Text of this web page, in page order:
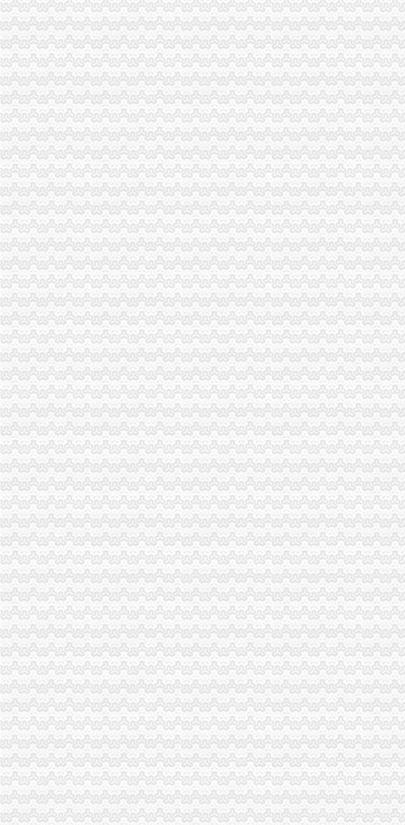
渝中区办执照
咨询渝中大渡口江北好光解油烟净化器厂家告别油烟滚滚优惠价格
长安路工程勘察招标公告
渝中区代办工商执照
武清区工商注册_武清区代理工商注册_武清区代办营业执照
石家庄代办营业执照,石家庄代办执照,石家庄工商注册,石家庄公司
渝中区代办执照
渝中区市政消火栓水监测系统建设项目招标公告_工程招标_文章_重
大坪财务/审计/统计招聘网_重庆市渝中区财务/审计/统计人才网_大坪找
渝中区代办营业执照
代理工商注册登记_代办分公司_个体户_进出口权申请_营业执照办理
页_重庆安捷国际运输代理有限公司
渝中区工商登记
无标题
成都市工程建设领域项目信息和信用信息公开共享专栏
渝中区工商代办
工商代办__重庆亿源财税咨询有限公司-必途企业库
重庆招聘工商代办专员_重庆兴旺财务咨询有限公司招聘-汇博网
渝中区公司注册
中国邮政储蓄银行股份有限公司重庆渝中区石油路支行
重庆渝中公司注册和代理记账那家好？-商务服务-六安新闻网
渝中区代办公司
渝保监罚〔2013〕138号（华康代理重庆分公司,颜武）-中国保监会
重庆兴红得聪餐饮管理有限公司渝中区花园餐厅